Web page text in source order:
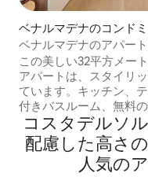
ベナルマデナのコンドミ
ム
ベナルマデナのアパー
イート
この美しい32平方メー
アパートは、スタイリ
ています。キッチン、
付きバスルーム、無料の
WIFI、Netflix、Smart
ています。受付は24時
ます。 この施設には、スライド付きのプ
ールと広い庭園があり
コスタデルソ
配慮した高さ
人気の